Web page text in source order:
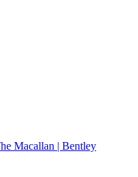
Macallan | Bentley